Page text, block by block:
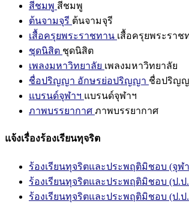
สีชมพู สีชมพู
ต้นจามจุรี ต้นจามจุรี
เสื้อครุยพระราชทาน เสื้อครุยพระราช
ชุดนิสิต ชุดนิสิต
เพลงมหาวิทยาลัย เพลงมหาวิทยาลัย
ชื่อปริญญา อักษรย่อปริญญา ชื่อปริญ
แบรนด์จุฬาฯ แบรนด์จุฬาฯ
ภาพบรรยากาศ ภาพบรรยากาศ
แจ้งเรื่องร้องเรียนทุจริต
ร้องเรียนทุจริตและประพฤติมิชอบ (จุฬ
ร้องเรียนทุจริตและประพฤติมิชอบ (ป.ป
ร้องเรียนทุจริตและประพฤติมิชอบ (ป.ป